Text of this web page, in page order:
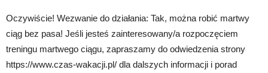
Oczywiście! Wezwanie do działania: Tak, można robić martwy
ciąg bez pasa! Jeśli jesteś zainteresowany/a rozpoczęciem
treningu martwego ciągu, zapraszamy do odwiedzenia strony
https://www.czas-wakacji.pl/ dla dalszych informacji i porad